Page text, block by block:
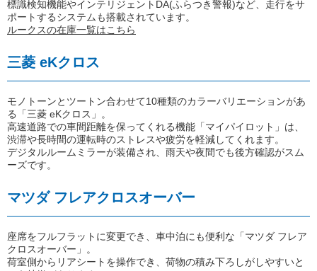
標識検知機能やインテリジェントDA(ふらつき警報)など、走行をサ
ポートするシステムも搭載されています。
ルークスの在庫一覧はこちら
三菱 eKクロス
モノトーンとツートン合わせて10種類のカラーバリエーションがあ
る「三菱 eKクロス」。
高速道路での車間距離を保ってくれる機能「マイパイロット」は、
渋滞や長時間の運転時のストレスや疲労を軽減してくれます。
デジタルルームミラーが装備され、雨天や夜間でも後方確認がスム
ーズです。
マツダ フレアクロスオーバー
座席をフルフラットに変更でき、車中泊にも便利な「マツダ フレア
クロスオーバー」。
荷室側からリアシートを操作でき、荷物の積み下ろしがしやすいと